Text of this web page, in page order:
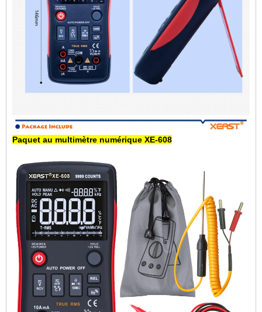
Paquet au multimètre numérique XE-608